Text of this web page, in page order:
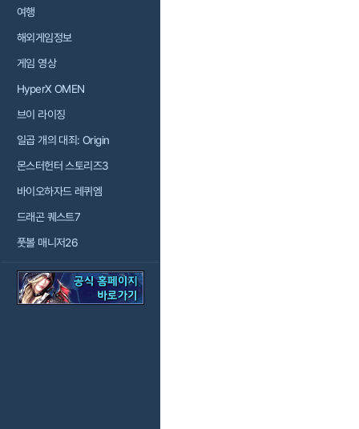
여행
해외게임정보
게임 영상
HyperX OMEN
브이 라이징
일곱 개의 대죄: Origin
몬스터헌터 스토리즈3
바이오하자드 레퀴엠
드래곤 퀘스트7
풋볼 매니저26